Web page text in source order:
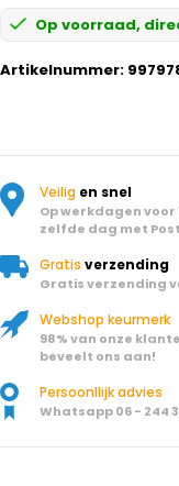
Op voorraad,
Artikelnummer:
Veilig en snel
Op werkdagen voor
zelfde dag met
Gratis verzending
Gratis verzending
Webshop keurmerk
98% van onze
beveelt ons aan!
Persoonllijk advies
Whatsapp 06 - 244